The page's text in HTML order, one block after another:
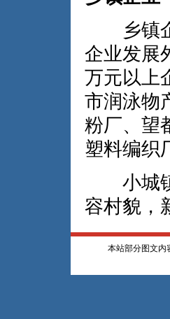
乡镇企
企业发展
万元以上
市润泳物
粉厂、望
塑料编织
小城镇
容村貌，
本站部分图文内